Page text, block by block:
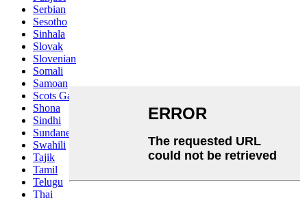
Serbian
Sesotho
Sinhala
Slovak
Slovenian
Somali
Samoan
Scots Gaelic
Shona
Sindhi
Sundanese
Swahili
Tajik
Tamil
Telugu
Thai